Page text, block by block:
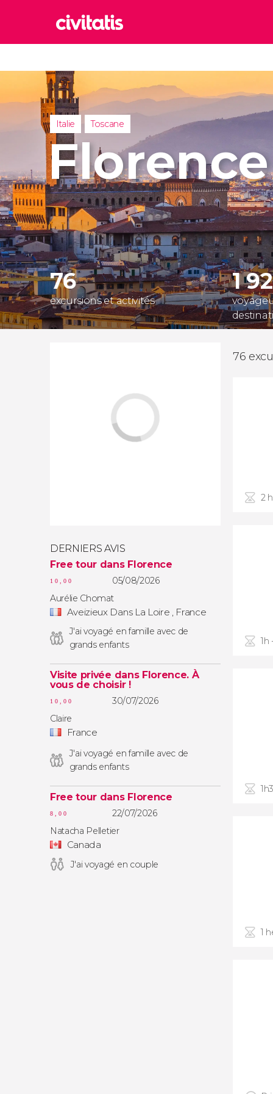
Italie
Maroc
Turquie
Italie Toscane
Florence
76
excursions et activités
1
DERNIERS AVIS
Free tour dans Florence
10,00
05/08/2026
Aurélie Chomat
Aveizieux Dans La Loire , France
J'ai voyagé en famille avec de
grands enfants
Visite privée dans Florence. À
vous de choisir !
10,00
30/07/2026
Claire
France
J'ai voyagé en famille avec de
grands enfants
Free tour dans Florence
8,00
22/07/2026
Natacha Pelletier
Canada
J'ai voyagé en couple
76
2
1h
1